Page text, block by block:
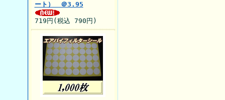
ート） ＠3.95
719円(税込 790円)